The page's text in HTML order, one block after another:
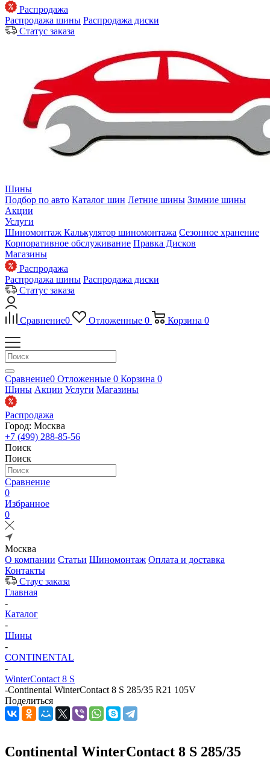
Распродажа
Распродажа шины Распродажа диски
Статус заказа
Шины
Подбор по авто Каталог шин Летние шины Зимние шины
Акции
Услуги
Шиномонтаж Калькулятор шиномонтажа Сезонное хранение
Корпоративное обслуживание Правка Дисков
Магазины
Распродажа
Распродажа шины Распродажа диски
Статус заказа
Сравнение0 Отложенные 0 Корзина 0
Сравнение0 Отложенные 0 Корзина 0
Шины Акции Услуги Магазины
Распродажа
Город: Москва
+7 (499) 288-85-56
Поиск
Поиск
Сравнение
0
Избранное
0
Москва
О компании Статьи Шиномонтаж Оплата и доставка
Контакты
Стаус заказа
Главная
-
Каталог
-
Шины
-
CONTINENTAL
-
WinterContact 8 S
-Continental WinterContact 8 S 285/35 R21 105V
Поделиться
Continental WinterContact 8 S 285/35